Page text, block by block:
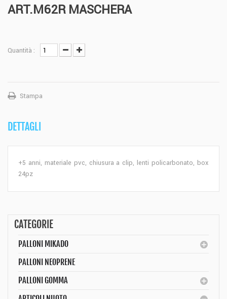
ART.M62R MASCHERA
Quantità :
Stampa
DETTAGLI
+5 anni, materiale pvc, chiusura a clip, lenti policarbonato, box
24pz
CATEGORIE
PALLONI MIKADO
PALLONI NEOPRENE
PALLONI GOMMA